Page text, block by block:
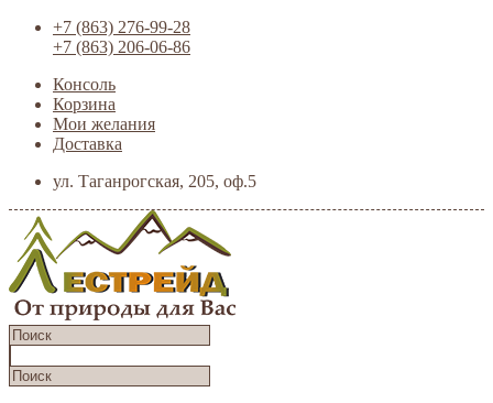
+7 (863) 276-99-28
+7 (863) 206-06-86
Консоль
Корзина
Мои желания
Доставка
ул. Таганрогская, 205, оф.5